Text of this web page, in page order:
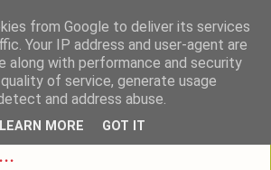
from Google to deliver its services
Your IP address and user-agent are
along with performance and security
of service, generate usage
and address abuse.
LEARN MORE GOT IT